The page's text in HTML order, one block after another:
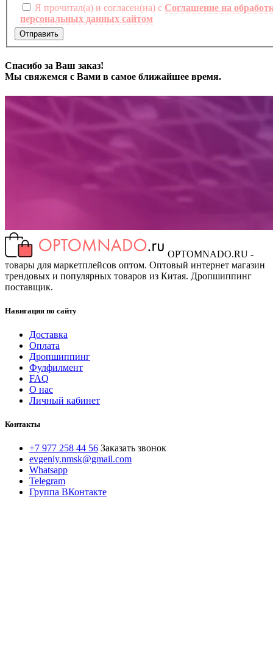
Я прочитал(а) и согласен(на) с Соглашение на
персональных данных сайтом
Отправить
Спасибо за Ваш заказ!
Мы свяжемся с Вами в самое ближайшее время.
OPTOMNADO.RU -
товары для маркетплейсов оптом. Оптовый интернет магазин
трендовых и популярных товаров из Китая. Дропшиппинг
поставщик.
Навигация по сайту
Доставка
Оплата
Дропшиппинг
Фулфилмент
FAQ
О нас
Личный кабинет
Контакты
+7 977 258 44 56 Заказать звонок
evgeniy.nmsk@gmail.com
Whatsapp
Telegram
Группа ВКонтакте